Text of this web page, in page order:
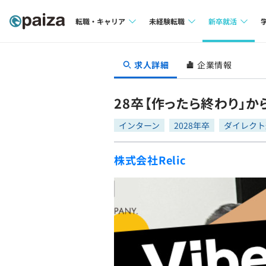
転職・キャリア
転職成功ガイド
転職エージェント
未経験転職
求人検索
転職成功ガイド
新卒就活
本選考
新卒エージェ
インタビュー
就活成功ガイド
求人詳細 企業情報
28卒【作ったら終わり」
インターン 2028年卒 ダイレク
株式会社Relic